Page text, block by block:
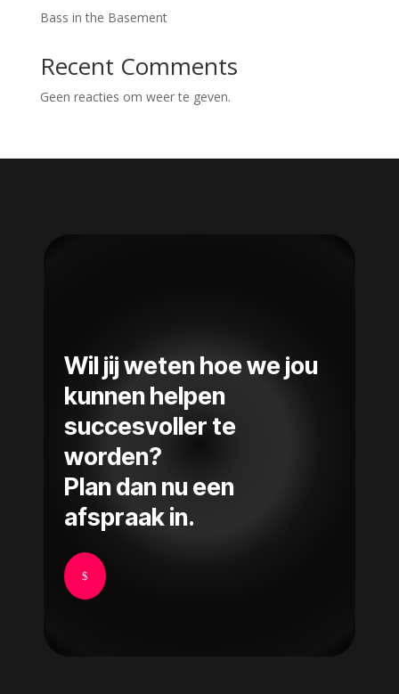
Bass in the Basement
Recent Comments
Geen reacties om weer te geven.
Wil jij weten hoe we jou
kunnen helpen
succesvoller te
worden?
Plan dan nu een
afspraak in.
$